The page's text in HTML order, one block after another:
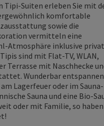
Tipi-Suiten erleben Sie mit
komfortable
sowie die
vermitteln eine
Atmosphäre inklusive
sind mit Flat-TV, WLAN,
Terrasse mit Naschhecke
Wunderbar entspannen
Lagerfeuer oder im Sauna-
Sauna und eine Bio-
oder mit Familie, so haben